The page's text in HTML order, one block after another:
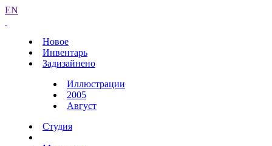
EN
Новое
Инвентарь
Задизайнено
Иллюстрации
2005
Август
Студия